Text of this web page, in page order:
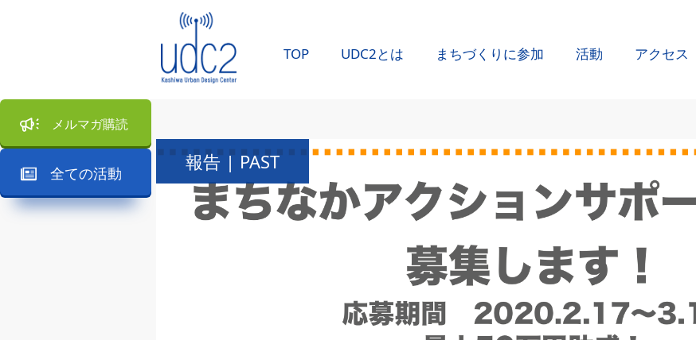
TOP UDC2とは まちづくりに参加 活動 アクセス
メルマガ購読
全ての活動 報告 | PAST